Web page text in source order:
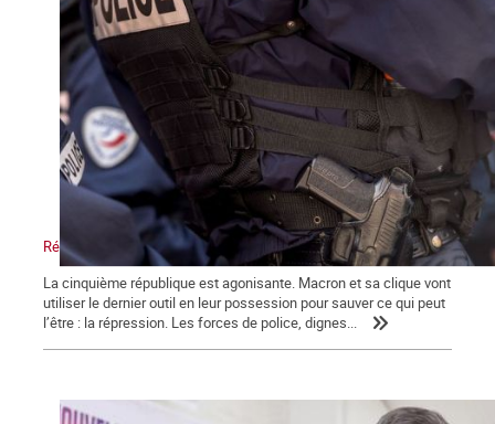
Répression, maître-mot de la macronie.
La cinquième république est agonisante. Macron et sa clique vont
utiliser le dernier outil en leur possession pour sauver ce qui peut
l’être : la répression. Les forces de police, dignes...